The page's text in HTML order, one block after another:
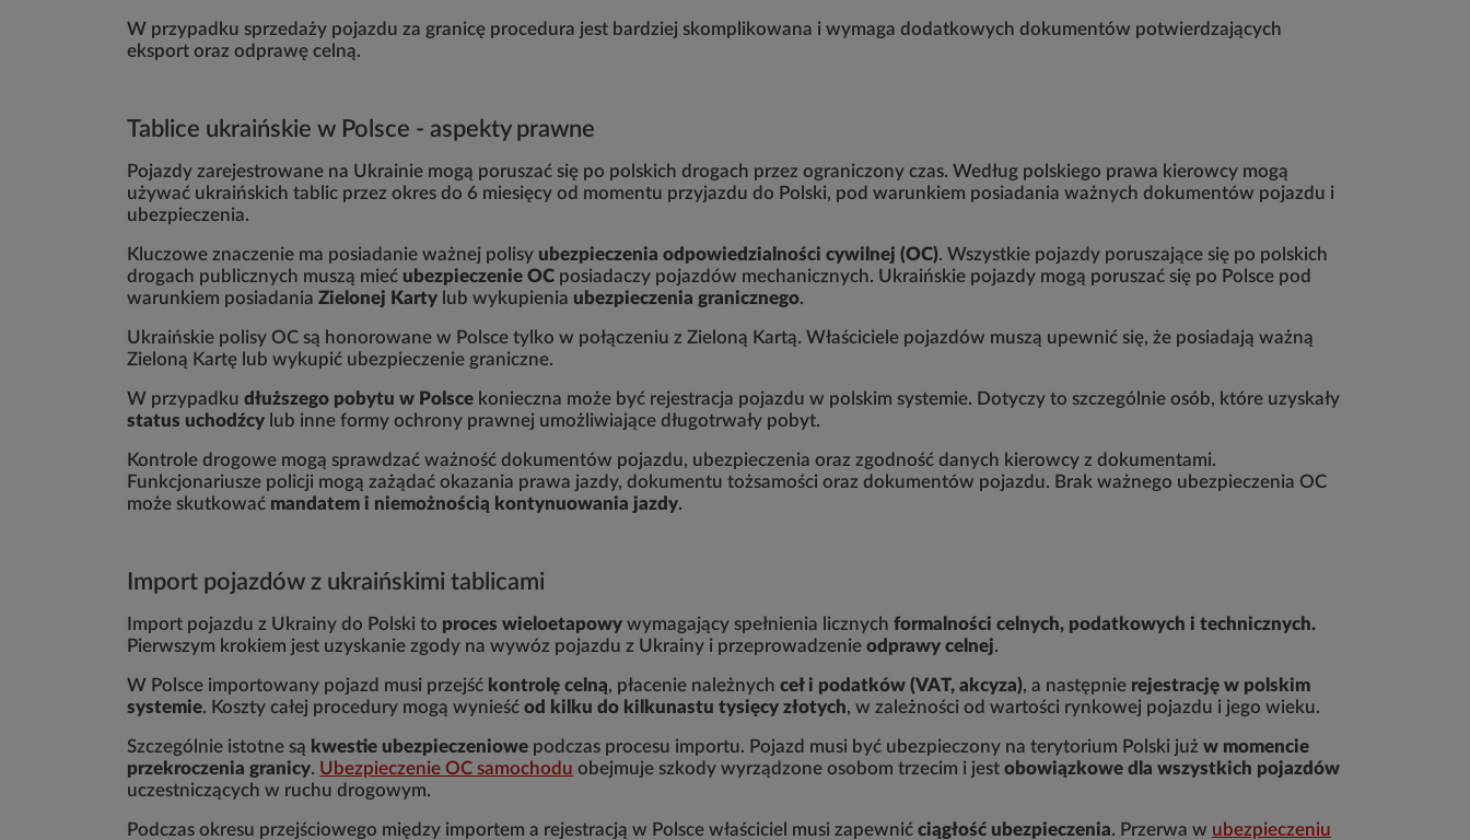
W przypadku sprzedaży pojazdu za granicę procedura jest bardziej skomplikowana i wymaga dodatkowych dokumentów potwierdzających
eksport oraz odprawę celną.
Tablice ukraińskie w Polsce - aspekty prawne
Pojazdy zarejestrowane na Ukrainie mogą poruszać się po polskich drogach przez ograniczony czas. Według polskiego prawa kierowcy mogą
używać ukraińskich tablic przez okres do 6 miesięcy od momentu przyjazdu do Polski, pod warunkiem posiadania ważnych dokumentów pojazdu i
ubezpieczenia.
Kluczowe znaczenie ma posiadanie ważnej polisy ubezpieczenia odpowiedzialności cywilnej (OC). Wszystkie pojazdy poruszające się po polskich
drogach publicznych muszą mieć ubezpieczenie OC posiadaczy pojazdów mechanicznych. Ukraińskie pojazdy mogą poruszać się po Polsce pod
warunkiem posiadania Zielonej Karty lub wykupienia ubezpieczenia granicznego.
Ukraińskie polisy OC są honorowane w Polsce tylko w połączeniu z Zieloną Kartą. Właściciele pojazdów muszą upewnić się, że posiadają ważną
Zieloną Kartę lub wykupić ubezpieczenie graniczne.
W przypadku dłuższego pobytu w Polsce konieczna może być rejestracja pojazdu w polskim systemie. Dotyczy to szczególnie osób, które uzyskały
status uchodźcy lub inne formy ochrony prawnej umożliwiające długotrwały pobyt.
Kontrole drogowe mogą sprawdzać ważność dokumentów pojazdu, ubezpieczenia oraz zgodność danych kierowcy z dokumentami.
Funkcjonariusze policji mogą zażądać okazania prawa jazdy, dokumentu tożsamości oraz dokumentów pojazdu. Brak ważnego ubezpieczenia OC
może skutkować mandatem i niemożnością kontynuowania jazdy.
Import pojazdów z ukraińskimi tablicami
Import pojazdu z Ukrainy do Polski to proces wieloetapowy wymagający spełnienia licznych formalności celnych, podatkowych i technicznych.
Pierwszym krokiem jest uzyskanie zgody na wywóz pojazdu z Ukrainy i przeprowadzenie odprawy celnej.
W Polsce importowany pojazd musi przejść kontrolę celną, płacenie należnych ceł i podatków (VAT, akcyza), a następnie rejestrację w polskim
systemie. Koszty całej procedury mogą wynieść od kilku do kilkunastu tysięcy złotych, w zależności od wartości rynkowej pojazdu i jego wieku.
Szczególnie istotne są kwestie ubezpieczeniowe podczas procesu importu. Pojazd musi być ubezpieczony na terytorium Polski już w momencie
przekroczenia granicy. Ubezpieczenie OC samochodu obejmuje szkody wyrządzone osobom trzecim i jest obowiązkowe dla wszystkich pojazdów
uczestniczących w ruchu drogowym.
Podczas okresu przejściowego między importem a rejestracją w Polsce właściciel musi zapewnić ciągłość ubezpieczenia. Przerwa w ubezpieczeniu